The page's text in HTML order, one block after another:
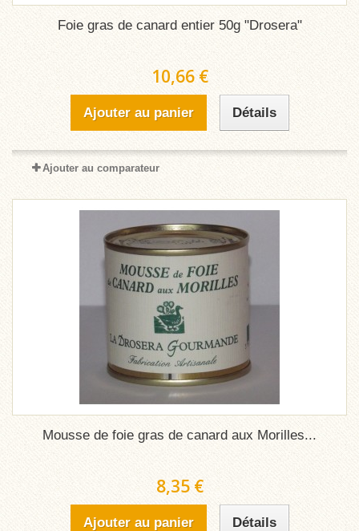
Foie gras de canard entier 50g "Drosera"
10,66 €
Ajouter au panier Détails
Ajouter au comparateur
Mousse de foie gras de canard aux Morilles...
8,35 €
Ajouter au panier Détails